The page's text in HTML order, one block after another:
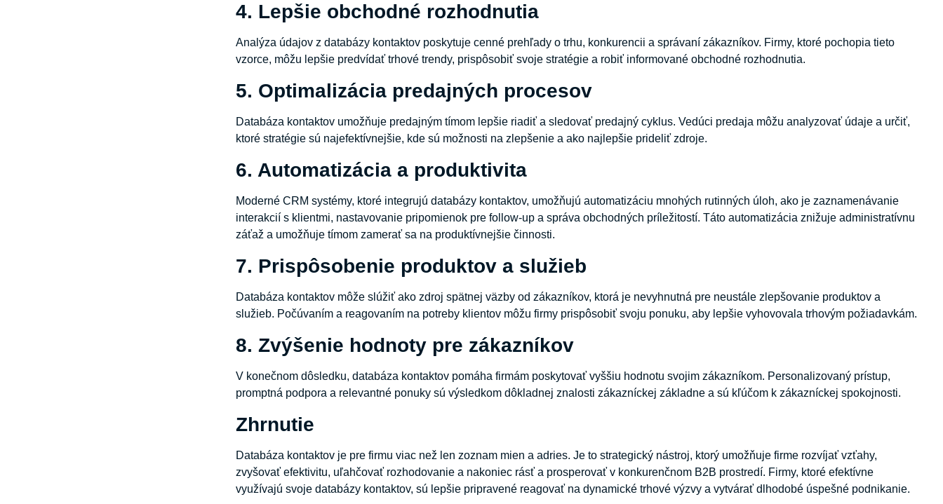
4. Lepšie obchodné rozhodnutia
Analýza údajov z databázy kontaktov poskytuje cenné prehľady o trhu, konkurencii a správaní zákazníkov. Firmy, ktoré pochopia tieto
vzorce, môžu lepšie predvídať trhové trendy, prispôsobiť svoje stratégie a robiť informované obchodné rozhodnutia.
5. Optimalizácia predajných procesov
Databáza kontaktov umožňuje predajným tímom lepšie riadiť a sledovať predajný cyklus. Vedúci predaja môžu analyzovať údaje a určiť,
ktoré stratégie sú najefektívnejšie, kde sú možnosti na zlepšenie a ako najlepšie prideliť zdroje.
6. Automatizácia a produktivita
Moderné CRM systémy, ktoré integrujú databázy kontaktov, umožňujú automatizáciu mnohých rutinných úloh, ako je zaznamenávanie
interakcií s klientmi, nastavovanie pripomienok pre follow-up a správa obchodných príležitostí. Táto automatizácia znižuje administratívnu
záťaž a umožňuje tímom zamerať sa na produktívnejšie činnosti.
7. Prispôsobenie produktov a služieb
Databáza kontaktov môže slúžiť ako zdroj spätnej väzby od zákazníkov, ktorá je nevyhnutná pre neustále zlepšovanie produktov a
služieb. Počúvaním a reagovaním na potreby klientov môžu firmy prispôsobiť svoju ponuku, aby lepšie vyhovovala trhovým požiadavkám.
8. Zvýšenie hodnoty pre zákazníkov
V konečnom dôsledku, databáza kontaktov pomáha firmám poskytovať vyššiu hodnotu svojim zákazníkom. Personalizovaný prístup,
promptná podpora a relevantné ponuky sú výsledkom dôkladnej znalosti zákazníckej základne a sú kľúčom k zákazníckej spokojnosti.
Zhrnutie
Databáza kontaktov je pre firmu viac než len zoznam mien a adries. Je to strategický nástroj, ktorý umožňuje firme rozvíjať vzťahy,
zvyšovať efektivitu, uľahčovať rozhodovanie a nakoniec rásť a prosperovať v konkurenčnom B2B prostredí. Firmy, ktoré efektívne
využívajú svoje databázy kontaktov, sú lepšie pripravené reagovať na dynamické trhové výzvy a vytvárať dlhodobé úspešné podnikanie.